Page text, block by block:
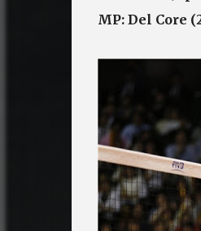
MP: Del Core